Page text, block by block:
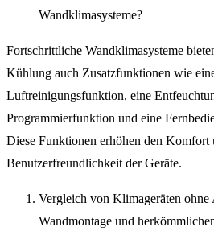
Wandklimasysteme?
Fortschrittliche Wandklimasysteme
Kühlung auch Zusatzfunktionen wie
Luftreinigungsfunktion, eine
Programmierfunktion und eine
Diese Funktionen erhöhen den Komfort
Benutzerfreundlichkeit der Geräte.
Vergleich von Klimageräten ohne
Wandmontage und